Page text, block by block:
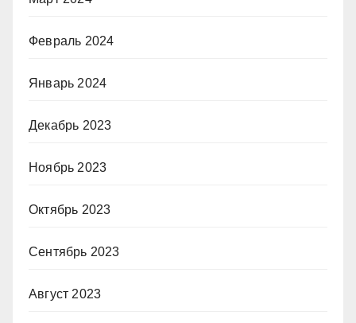
Февраль 2024
Январь 2024
Декабрь 2023
Ноябрь 2023
Октябрь 2023
Сентябрь 2023
Август 2023